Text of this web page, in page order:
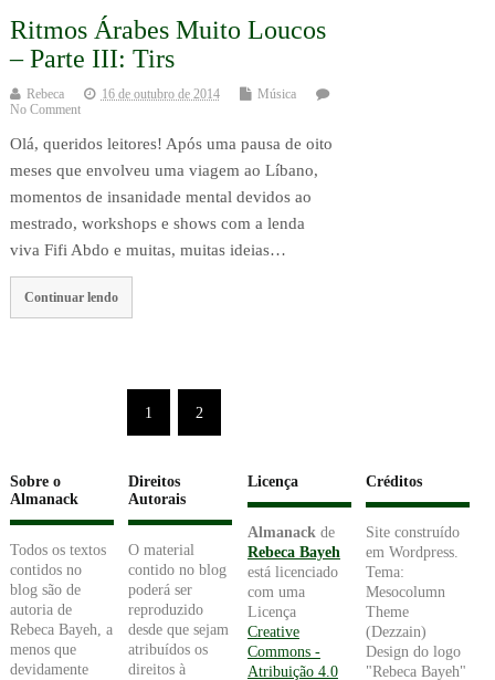
Ritmos Árabes Muito Loucos
– Parte III: Tirs
Rebeca 16 de outubro de 2014
Música
No Comment
Olá, queridos leitores! Após uma pausa de oito
meses que envolveu uma viagem ao Líbano,
momentos de insanidade mental devidos ao
mestrado, workshops e shows com a lenda
viva Fifi Abdo e muitas, muitas ideias…
Continuar lendo
1 2
Sobre o
Almanack
Todos os textos
contidos no
blog são de
autoria de
Rebeca Bayeh, a
menos que
devidamente
Direitos
Autorais
O material
contido no blog
poderá ser
reproduzido
desde que sejam
atribuídos os
direitos à
Licença
Almanack de
Rebeca Bayeh
está licenciado
com uma
Licença
Creative
Commons -
Atribuição 4.0
Créditos
Site construído
em Wordpress.
Tema:
Mesocolumn
Theme
(Dezzain)
Design do logo
"Rebeca Bayeh"